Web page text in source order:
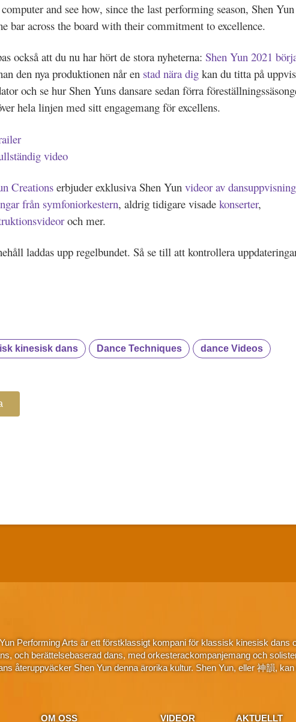
and see how, since the last performing season, Shen Yun
bar across the board with their commitment to excellence.
också att du nu har hört de stora nyheterna: Shen Yun 2021
den nya produktionen når en stad nära digkan du titta på
och se hur Shen Yuns dansare sedan förra
hela linjen med sitt engagemang för excellens.
video
Creationserbjuder exklusiva Shen Yun videor av
från symfoniorkestern, aldrig tidigare visade konserter,
och mer.
laddas upp regelbundet. Så se till att kontrollera
kinesisk dans Dance Techniques dance Videos
Performing Arts är ett förstklassigt kompani för klassisk kinesisk
och berättelsebaserad dans, med orkesterackompanjemang och
återuppväcker Shen Yun denna ärorika kultur. Shen Yun, eller 神韻,
OM OSS VIDEOR AKTUELLT